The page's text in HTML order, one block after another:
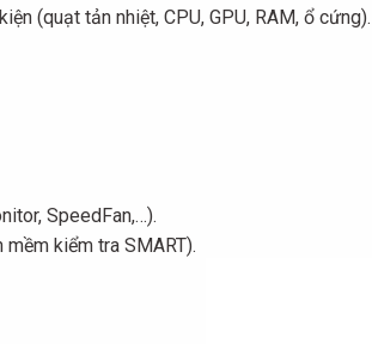
(quạt tản nhiệt, CPU, GPU, RAM, ổ cứng).
SpeedFan,…).
kiểm tra SMART).